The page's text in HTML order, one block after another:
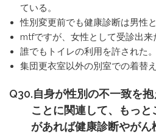
ている。
性別変更前でも健康診断は男性
mtfですが、女性として受診出来
誰でもトイレの利用を許された。
集団更衣室以外の別室での着替
Q30.自身が性別の不一致を
ことに関連して、もっ
があれば健康診断やが